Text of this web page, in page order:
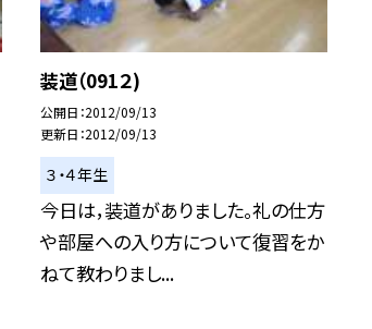
装道（091２)
公開日 2012/09/13
更新日 2012/09/13
３・４年生
今日は，装道がありました。礼の仕方
や部屋への入り方について復習をか
ねて教わりまし...